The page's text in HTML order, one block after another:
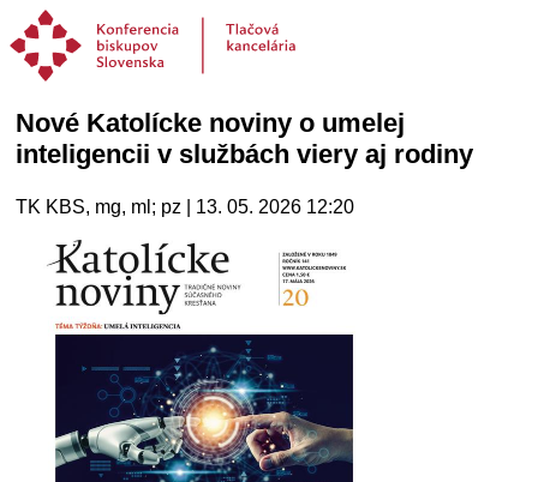
Nové Katolícke noviny o umelej
inteligencii v službách viery aj rodiny
TK KBS, mg, ml; pz | 13. 05. 2026 12:20